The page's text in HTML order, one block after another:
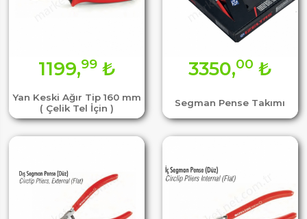
Yan Keski Ağır Tip 160 mm
( Çelik Tel İçin )
1199,99₺
Segman Pense Takımı
3350,00 ₺